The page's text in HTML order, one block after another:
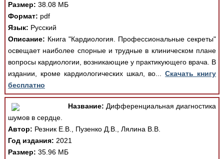
Размер: 38.08 МБ
Формат: pdf
Язык: Русский
Описание: Книга "Кардиология. Профессиональные секреты"
освещает наиболее спорные и трудные в клиническом плане
вопросы кардиологии, возникающие у практикующего врача. В
издании, кроме кардиологических шкал, во...Скачать книгу
бесплатно
Название: Дифференциальная диагностика
шумов в сердце.
Автор: Резник Е.В., Пузенко Д.В., Лялина В.В.
Год издания: 2021
Размер: 35.96 МБ